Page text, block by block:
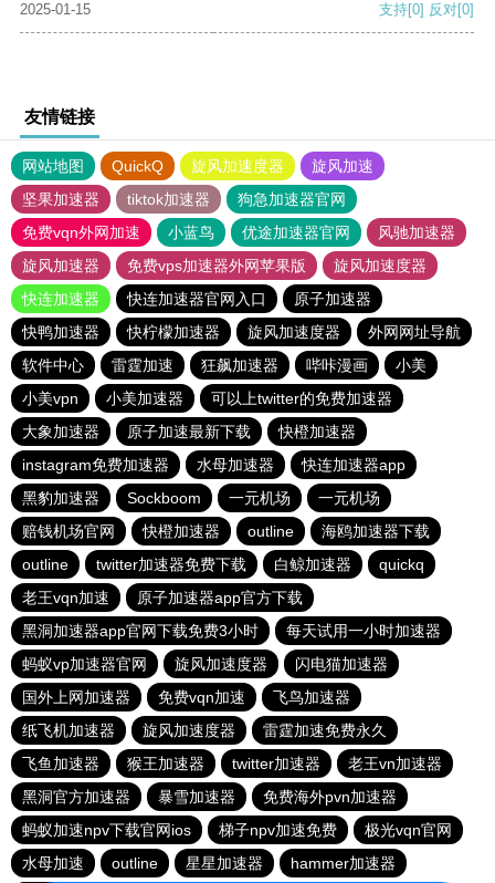
2025-01-15 支持[0] 反对[0]
友情链接
网站地图 QuickQ 旋风加速度器
旋风加速
坚果加速器
tiktok加速器
狗急加速器官网
免费vqn外网加速
小蓝鸟 优途加速器官网
风驰加速器
旋风加速器
免费vps加速器外网苹果版
旋风加速度器
快连加速器
快连加速器官网入口
原子加速器
快鸭加速器
快柠檬加速器 旋风加速度器
外网网址导航
软件中心
雷霆加速 狂飙加速器 哔咔漫画
小美
小美vpn
小美加速器
可以上twitter的免费加速器
大象加速器
原子加速最新下载
快橙加速器
instagram免费加速器
水母加速器
快连加速器app
黑豹加速器
Sockboom 一元机场
一元机场
赔钱机场官网
快橙加速器 outline
海鸥加速器下载
outline
twitter加速器免费下载 白鲸加速器
quickq
老王vqn加速
原子加速器app官方下载
黑洞加速器app官网下载免费3小时
每天试用一小时加速器
蚂蚁vp加速器官网
旋风加速度器
闪电猫加速器
国外上网加速器
免费vqn加速
飞鸟加速器
纸飞机加速器
旋风加速度器
雷霆加速免费永久
飞鱼加速器
猴王加速器 twitter加速器
老王vn加速器
黑洞官方加速器
暴雪加速器
免费海外pvn加速器
蚂蚁加速npv下载官网ios
梯子npv加速免费
极光vqn官网
水母加速
outline 星星加速器 hammer加速器